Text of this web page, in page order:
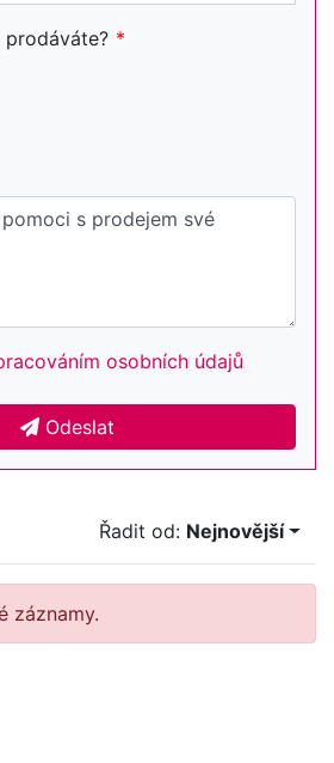
osobních údajů
Odeslat
Řadit od: Nejnovější
záznamy.